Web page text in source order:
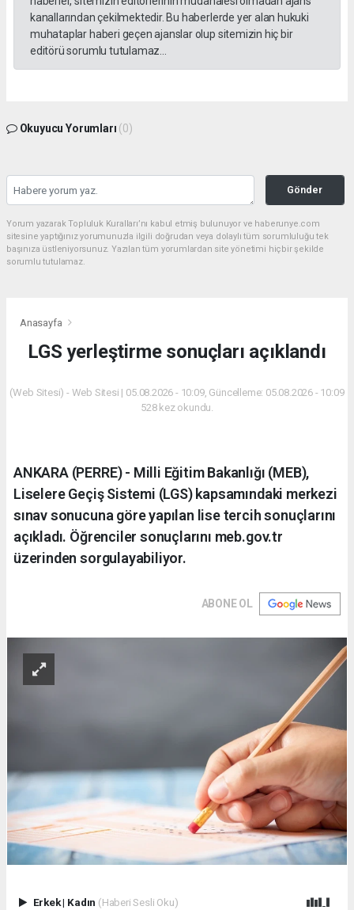
kanallarından çekilmektedir. Bu haberlerde yer alan hukuki
muhataplar haberi geçen ajanslar olup sitemizin hiç bir
editörü sorumlu tutulamaz...
Okuyucu Yorumları (0)
Gönder
Yorum yazarak Topluluk Kuralları’nı kabul etmiş bulunuyor ve haberunye.com
sitesine yaptığınız yorumunuzla ilgili doğrudan veya dolaylı tüm sorumluluğu tek
başınıza üstleniyorsunuz. Yazılan tüm yorumlardan site yönetimi hiçbir şekilde
sorumlu tutulamaz.
Anasayfa
LGS yerleştirme sonuçları açıklandı
(Web Sitesi) - Web Sitesi | 05.08.2026 - 10:09, Güncelleme: 05.08.2026 - 10:09
528 kez okundu.
ANKARA (PERRE) - Milli Eğitim Bakanlığı (MEB),
Liselere Geçiş Sistemi (LGS) kapsamındaki merkezi
sınav sonucuna göre yapılan lise tercih sonuçlarını
açıkladı. Öğrenciler sonuçlarını meb.gov.tr
üzerinden sorgulayabiliyor.
ABONE OL
Erkek| Kadın (Haberi Sesli Oku)